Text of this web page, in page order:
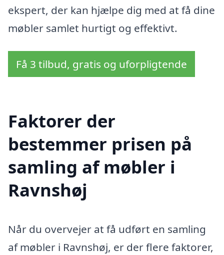
ekspert, der kan hjælpe dig med at få dine
møbler samlet hurtigt og effektivt.
Få 3 tilbud, gratis og uforpligtende
Faktorer der
bestemmer prisen på
samling af møbler i
Ravnshøj
Når du overvejer at få udført en samling
af møbler i Ravnshøj, er der flere faktorer,